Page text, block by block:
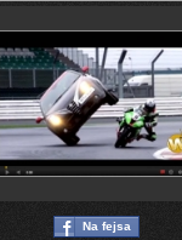
Na fejsa